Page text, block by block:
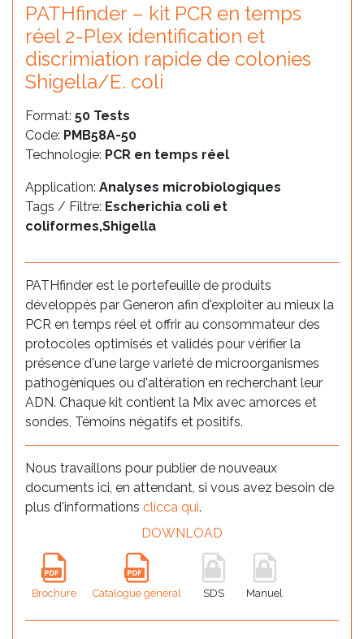
PATHfinder – kit PCR en temps
réel 2-Plex identification et
discrimiation rapide de colonies
Shigella/E. coli
Format: 50 Tests
Code: PMB58A-50
Technologie: PCR en temps réel
Application: Analyses microbiologiques
Tags / Filtre: Escherichia coli et
coliformes,Shigella
PATHfinder est le portefeuille de produits
développés par Generon afin d'exploiter au mieux la
PCR en temps réel et offrir au consommateur des
protocoles optimisés et validés pour vérifier la
présence d'une large varieté de microorganismes
pathogèniques ou d'altération en recherchant leur
ADN. Chaque kit contient la Mix avec amorces et
sondes, Témoins négatifs et positifs.
Nous travaillons pour publier de nouveaux
documents ici, en attendant, si vous avez besoin de
plus d'informations clicca qui.
DOWNLOAD
Brochure Catalogue général SDS Manuel